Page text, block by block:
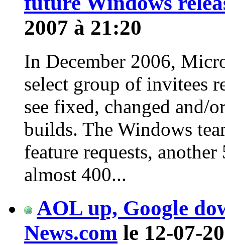
2007 à 21:20
In December 2006,
select group of invitees
see fixed, changed and/
builds. The Windows
feature requests,
almost 400...
AOL up, Google
News.com le 12-07-